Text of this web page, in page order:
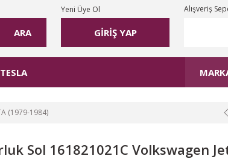
ARA GİRİŞ YAP
Yeni Üye Ol Alışveriş
TESLA
(1979-1984)
Sol 161821021C Volkswagen